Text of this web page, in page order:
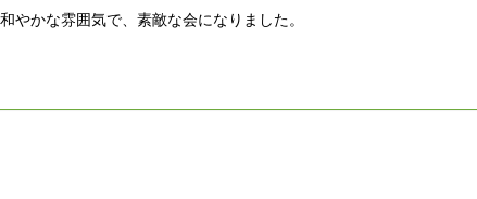
和やかな雰囲気で、素敵な会になりました。